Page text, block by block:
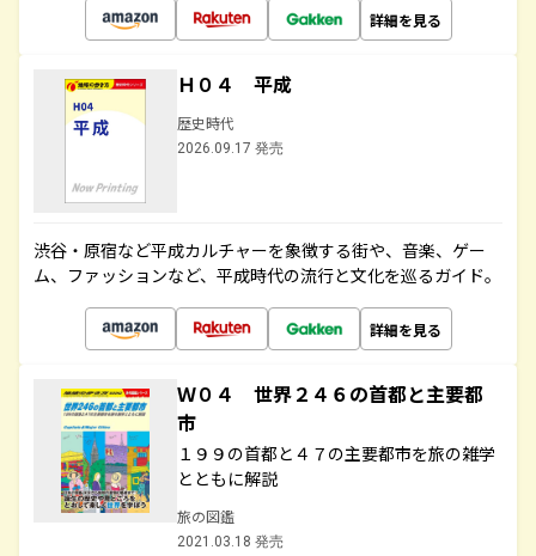
詳細を見る
Ｈ０４ 平成
歴史時代
2026.09.17 発売
渋谷・原宿など平成カルチャーを象徴する街や、音楽、ゲー
ム、ファッションなど、平成時代の流行と文化を巡るガイド。
詳細を見る
Ｗ０４ 世界２４６の首都と主要都
市
１９９の首都と４７の主要都市を旅の雑学
とともに解説
旅の図鑑
2021.03.18 発売